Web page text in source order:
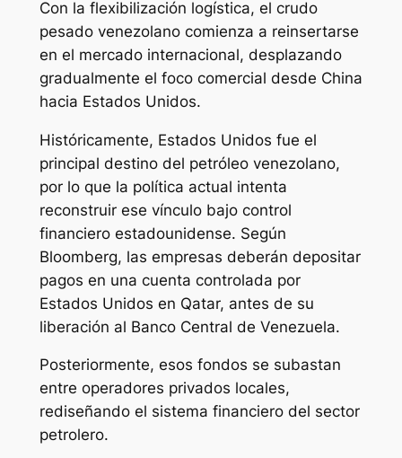
Con la flexibilización logística, el crudo
pesado venezolano comienza a reinsertarse
en el mercado internacional, desplazando
gradualmente el foco comercial desde China
hacia Estados Unidos.
Históricamente, Estados Unidos fue el
principal destino del petróleo venezolano,
por lo que la política actual intenta
reconstruir ese vínculo bajo control
financiero estadounidense. Según
Bloomberg, las empresas deberán depositar
pagos en una cuenta controlada por
Estados Unidos en Qatar, antes de su
liberación al Banco Central de Venezuela.
Posteriormente, esos fondos se subastan
entre operadores privados locales,
rediseñando el sistema financiero del sector
petrolero.